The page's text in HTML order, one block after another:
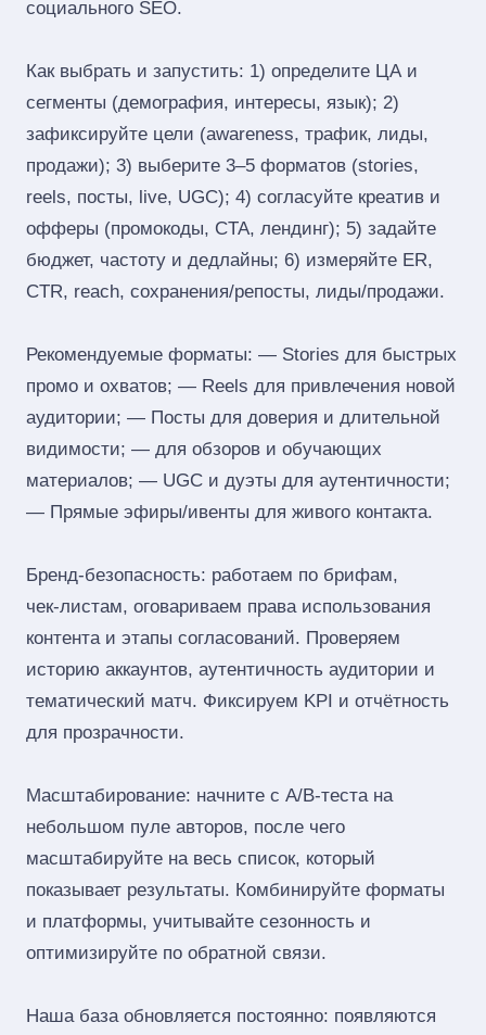
социального SEO.
Как выбрать и запустить: 1) определите ЦА и
сегменты (демография, интересы, язык); 2)
зафиксируйте цели (awareness, трафик, лиды,
продажи); 3) выберите 3–5 форматов (stories,
reels, посты, live, UGC); 4) согласуйте креатив и
офферы (промокоды, CTA, лендинг); 5) задайте
бюджет, частоту и дедлайны; 6) измеряйте ER,
CTR, reach, сохранения/репосты, лиды/продажи.
Рекомендуемые форматы: — Stories для быстрых
промо и охватов; — Reels для привлечения новой
аудитории; — Посты для доверия и длительной
видимости; — для обзоров и обучающих
материалов; — UGC и дуэты для аутентичности;
— Прямые эфиры/ивенты для живого контакта.
Бренд‑безопасность: работаем по брифам,
чек‑листам, оговариваем права использования
контента и этапы согласований. Проверяем
историю аккаунтов, аутентичность аудитории и
тематический матч. Фиксируем KPI и отчётность
для прозрачности.
Масштабирование: начните с A/B‑теста на
небольшом пуле авторов, после чего
масштабируйте на весь список, который
показывает результаты. Комбинируйте форматы
и платформы, учитывайте сезонность и
оптимизируйте по обратной связи.
Наша база обновляется постоянно: появляются